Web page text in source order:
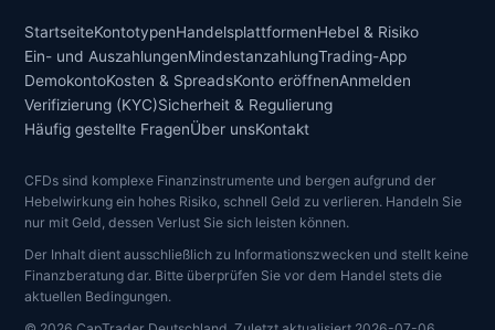
StartseiteKontotypenHandelsplattformenHebel & Risiko
Ein- und AuszahlungenMindestanzahlungTrading-App
DemokontoKosten & SpreadsKonto eröffnenAnmelden
Verifizierung (KYC)Sicherheit & Regulierung
Häufig gestellte FragenÜber unsKontakt
CFDs sind komplexe Finanzinstrumente und bergen aufgrund der
Hebelwirkung ein hohes Risiko, schnell Geld zu verlieren. Handeln Sie
nur mit Geld, dessen Verlust Sie sich leisten können.
Der Inhalt dient ausschließlich zu Informationszwecken und stellt keine
Finanzberatung dar. Bitte überprüfen Sie vor dem Handel stets die
aktuellen Bedingungen.